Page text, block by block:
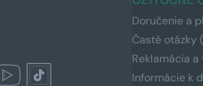
Doručenie a
Časté otázky
Reklamácia
Informácie k